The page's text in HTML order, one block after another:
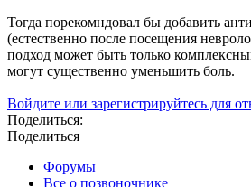
Тогда порекомндовал бы добавить
(естественно после посещения
подход может быть только
могут существенно уменьшить боль.
Войдите или зарегистрируйтесь для
Поделиться:
Поделиться
Форумы
Все о позвоночнике